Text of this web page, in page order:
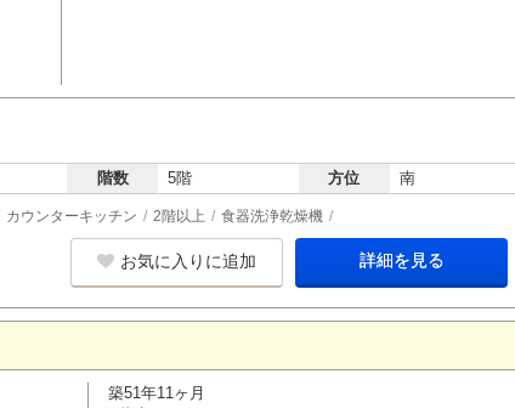
階数 5階 方位 南
カウンターキッチン 2階以上 食器洗浄乾燥機
お気に入りに追加 詳細を見る
築51年11ヶ月